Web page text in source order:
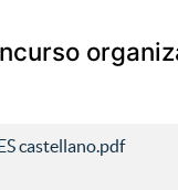
castellano.pdf